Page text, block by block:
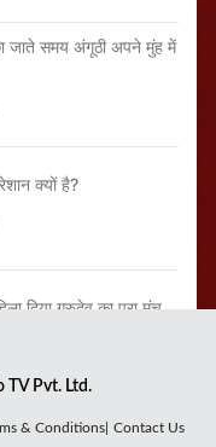
जाते समय अंगूठी अपने मुंह में
क्यों है?
दिया गुरुदेव का पूरा मंच
TV Pvt. Ltd.
& Conditions| Contact Us